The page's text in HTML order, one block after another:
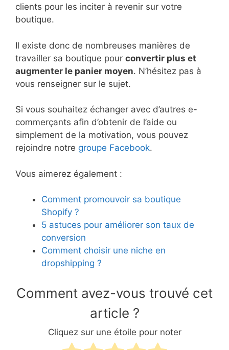
clients pour les inciter à revenir sur votre
boutique.
Il existe donc de nombreuses manières de
travailler sa boutique pour convertir plus et
augmenter le panier moyen. N’hésitez pas à
vous renseigner sur le sujet.
Si vous souhaitez échanger avec d’autres e-
commerçants afin d’obtenir de l’aide ou
simplement de la motivation, vous pouvez
rejoindre notre groupe Facebook.
Vous aimerez également :
Comment promouvoir sa boutique
Shopify ?
5 astuces pour améliorer son taux de
conversion
Comment choisir une niche en
dropshipping ?
Comment avez-vous trouvé cet
article ?
Cliquez sur une étoile pour noter